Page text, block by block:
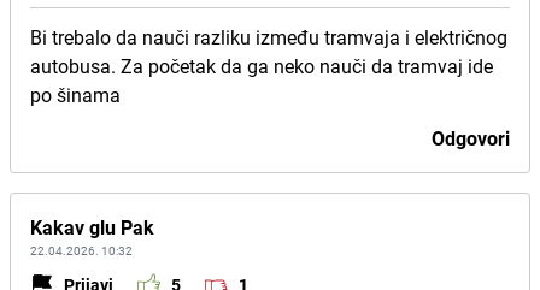
Bi trebalo da nauči razliku između tramvaja i električnog
autobusa. Za početak da ga neko nauči da tramvaj ide
po šinama
Odgovori
Kakav glu Pak
22.04.2026. 10:32
Prijavi 5 1